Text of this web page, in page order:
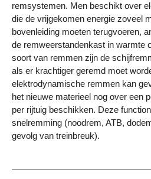
remsystemen. Men beschikt over
die de vrijgekomen energie zoveel
bovenleiding moeten terugvoeren,
de remweerstandenkast in warmte
soort van remmen zijn de
als er krachtiger geremd moet
elektrodynamische remmen kan
het nieuwe materieel nog over een
per rijtuig beschikken. Deze
snelremming (noodrem, ATB,
gevolg van treinbreuk).